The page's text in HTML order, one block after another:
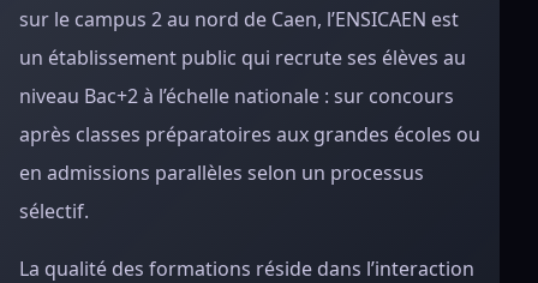
sur le campus 2 au nord de Caen, l’ENSICAEN est
un établissement public qui recrute ses élèves au
niveau Bac+2 à l’échelle nationale : sur concours
après classes préparatoires aux grandes écoles ou
en admissions parallèles selon un processus
sélectif.
La qualité des formations réside dans l’interaction